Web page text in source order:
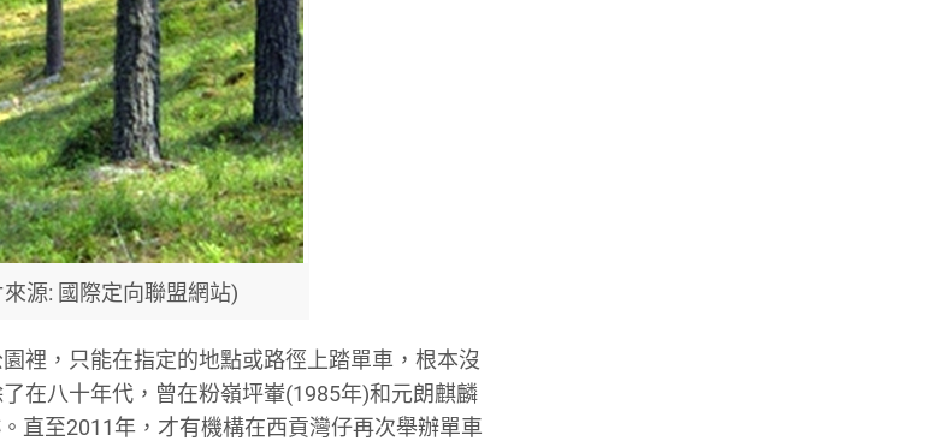
源: 國際定向聯盟網站)
裡，只能在指定的地點或路徑上踏單車，根本沒
在八十年代，曾在粉嶺坪輋(1985年)和元朗麒麟
直至2011年，才有機構在西貢灣仔再次舉辦單車